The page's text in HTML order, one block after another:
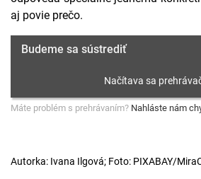
aj povie prečo.
Budeme sa sústrediť
Máte problém s prehrávaním? Nahláste nám
Autorka: Ivana Ilgová; Foto: PIXABAY/